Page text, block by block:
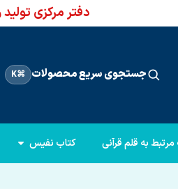
دفتر مرکزی تولید و
جستجوی سریع محصولات ⌘K
به قلم قرآنی کتاب نفیس